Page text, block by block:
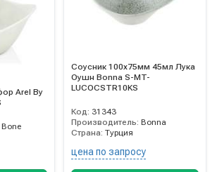
By
Соусник 100х75мм 45мл Лука
Оушн Bonna S-MT-
LUCOCSTR10KS
Код: 31343
Производитель: Bonna
Страна: Турция
цена по запросу